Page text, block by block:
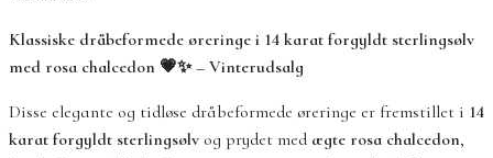
Klassiske dråbeformede øreringe i 14 karat forgyldt sterlingsølv
med rosa chalcedon 💗✨ – Vinterudsalg
Disse elegante og tidløse dråbeformede øreringe er fremstillet i 14
karat forgyldt sterlingsølv og prydet med ægte rosa chalcedon,